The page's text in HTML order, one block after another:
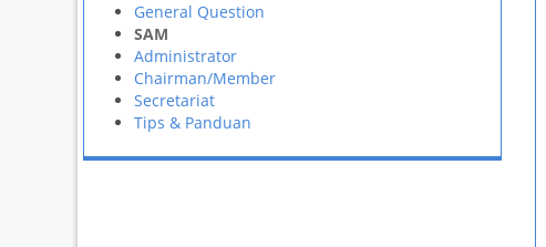
General Question
SAM
Administrator
Chairman/Member
Secretariat
Tips & Panduan